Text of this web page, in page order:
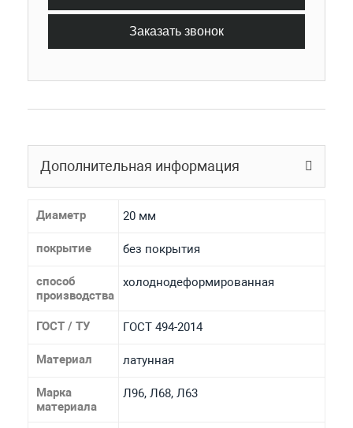
Заказать звонок
Дополнительная информация
Диаметр 20 мм
покрытие без покрытия
способ
производства
холоднодеформированная
ГОСТ / ТУ ГОСТ 494-2014
Материал латунная
Марка
материала
Л96, Л68, Л63